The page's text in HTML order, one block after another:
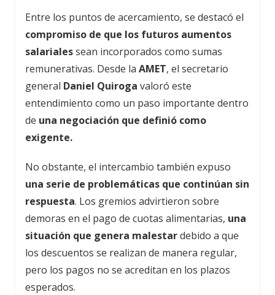
Entre los puntos de acercamiento, se destacó el
compromiso de que los futuros aumentos
salarialessean incorporados como sumas
remunerativas. Desde la AMET, el secretario
general Daniel Quiroga valoró este
entendimiento como un paso importante dentro
de una negociación que definió como
exigente.
No obstante, el intercambio también expuso
una serie de problemáticas que continúan sin
respuesta. Los gremios advirtieron sobre
demoras en el pago de cuotas alimentarias, una
situación que genera malestardebido a que
los descuentos se realizan de manera regular,
pero los pagos no se acreditan en los plazos
esperados.